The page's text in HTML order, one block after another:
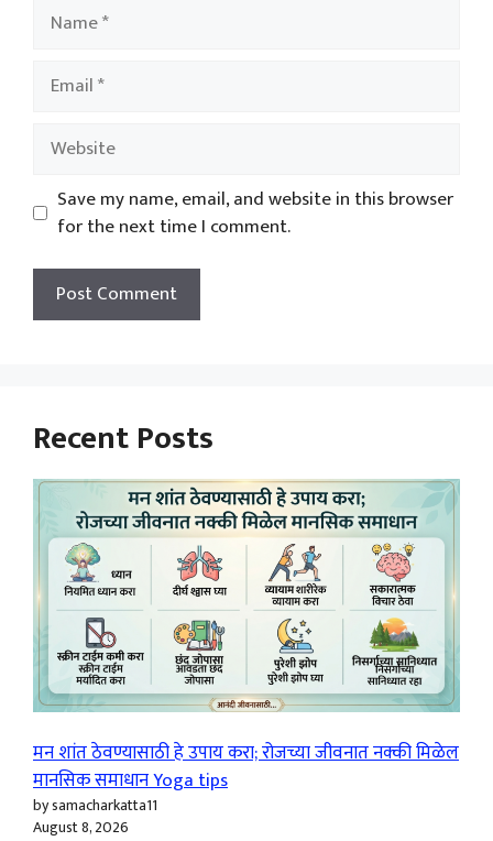
Name
Email
Website
Save my name, email, and website in this browser
for the next time I comment.
Recent Posts
मन शांत ठेवण्यासाठी हे उपाय करा; रोजच्या जीवनात नक्की मिळेल
मानसिक समाधान Yoga tips
by samacharkatta11
August 8, 2026